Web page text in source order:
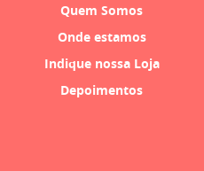
Quem Somos
Onde estamos
Indique nossa Loja
Depoimentos